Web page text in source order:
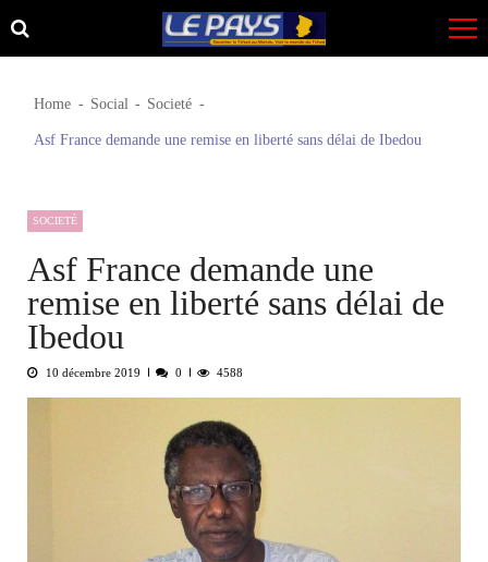
Skip
to
Skip
to
Home Social Societé
Asf France demande une remise en liberté sans délai de Ibedou
SOCIETÉ
Asf France demande une
remise en liberté sans délai de
Ibedou
10 décembre 2019 0 4588